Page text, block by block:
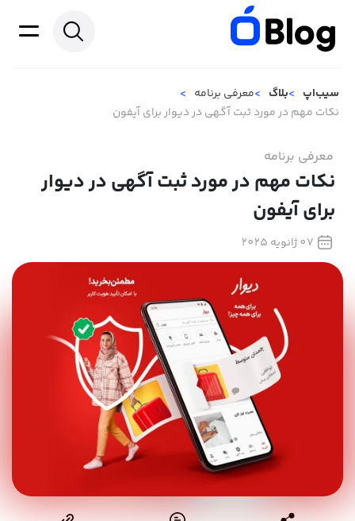
سیب‌اپ بلاگ
معرفی برنامه
نکات مهم در مورد ثبت آگهی در دیوار برای آیفون
معرفی برنامه
نکات مهم در مورد ثبت آگهی در دیوار
برای آیفون
07 ژانویه 2025